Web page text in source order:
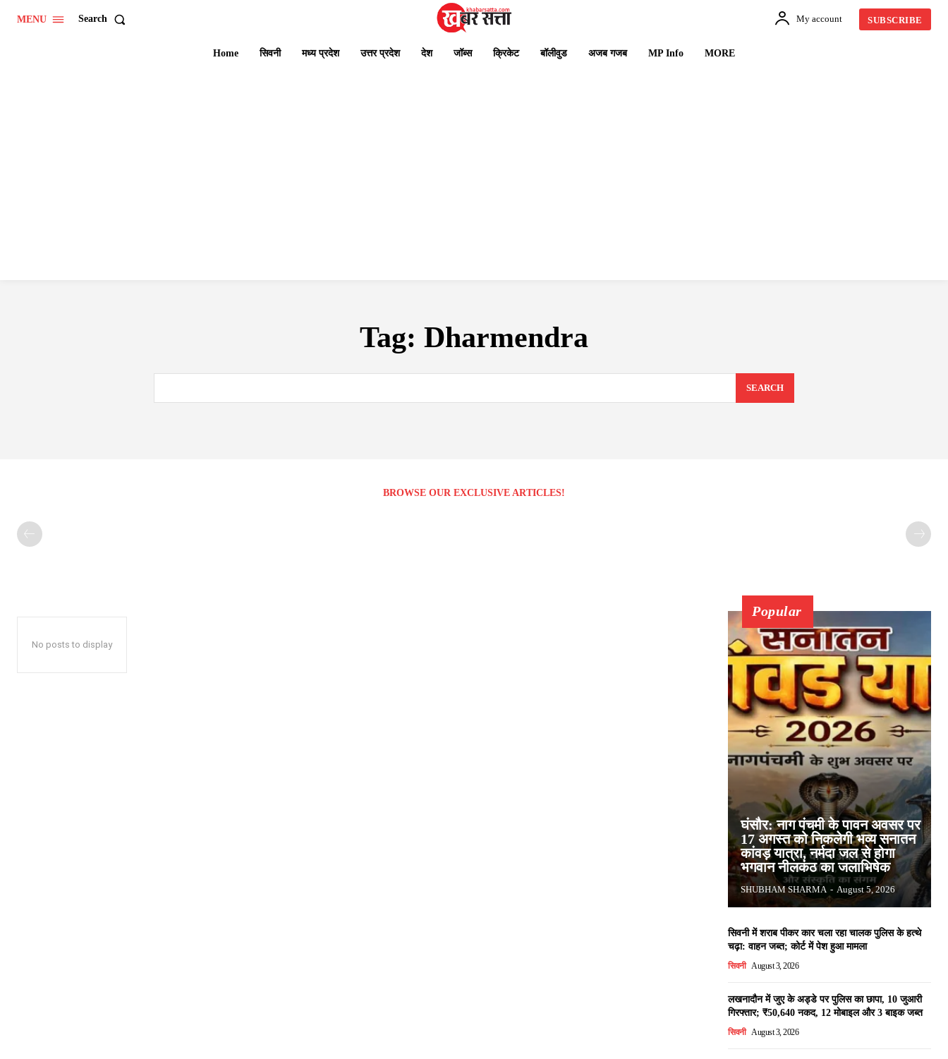
MENU Search My account SUBSCRIBE
Home सिवनी मध्य प्रदेश उत्तर प्रदेश देश जॉब्स क्रिकेट बॉलीवुड अजब गजब MP Info MORE
Tag: Dharmendra
SEARCH
BROWSE OUR EXCLUSIVE ARTICLES!
No posts to display
Popular
घंसौर: नाग पंचमी के पावन अवसर पर
17 अगस्त को निकलेगी भव्य सनातन
कांवड़ यात्रा, नर्मदा जल से होगा
भगवान नीलकंठ का जलाभिषेक
SHUBHAM SHARMA - August 5, 2026
सिवनी में शराब पीकर कार चला रहा चालक पुलिस के हत्थे
चढ़ा: वाहन जब्त; कोर्ट में पेश हुआ मामला
सिवनी August 3, 2026
लखनादौन में जुए के अड्डे पर पुलिस का छापा, 10 जुआरी
गिरफ्तार; ₹50,640 नकद, 12 मोबाइल और 3 बाइक जब्त
सिवनी August 3, 2026